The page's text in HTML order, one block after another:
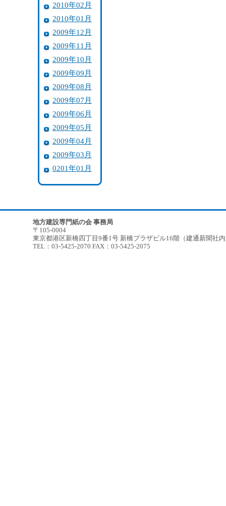
2010年02月
2010年01月
2009年12月
2009年11月
2009年10月
2009年09月
2009年08月
2009年07月
2009年06月
2009年05月
2009年04月
2009年03月
0201年01月
地方建設専門紙の会 事務局
〒105-0004
東京都港区新橋四丁目9番1号 新橋プラザビル16階（建通新聞社
TEL：03-5425-2070 FAX：03-5425-2075